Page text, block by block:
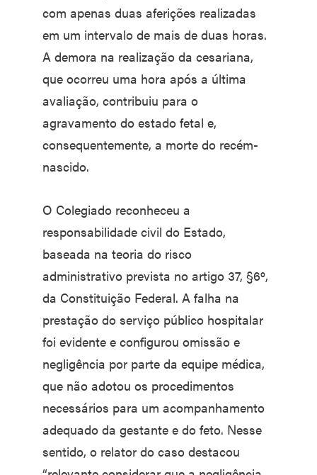
com apenas duas aferições realizadas
em um intervalo de mais de duas horas.
A demora na realização da cesariana,
que ocorreu uma hora após a última
avaliação, contribuiu para o
agravamento do estado fetal e,
consequentemente, a morte do recém-
nascido.
O Colegiado reconheceu a
responsabilidade civil do Estado,
baseada na teoria do risco
administrativo prevista no artigo 37, §6º,
da Constituição Federal. A falha na
prestação do serviço público hospitalar
foi evidente e configurou omissão e
negligência por parte da equipe médica,
que não adotou os procedimentos
necessários para um acompanhamento
adequado da gestante e do feto. Nesse
sentido, o relator do caso destacou